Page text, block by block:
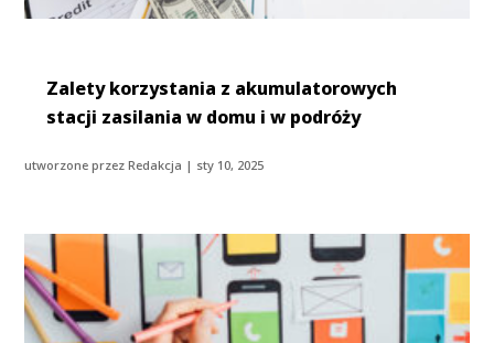
Zalety korzystania z akumulatorowych
stacji zasilania w domu i w podróży
utworzone przezRedakcja | sty 10, 2025